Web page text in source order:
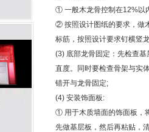
① 一般木龙骨控制在12%以
② 按照设计图纸的要求，做
标筋，按照设计要求钉横竖龙
(3) 底部龙骨固定：先检查
直度。同时要检查骨架与实
错开与龙骨固定;
(4) 安装饰面板:
① 用于木质墙面的饰面板，
先做基层板，然后再粘贴，